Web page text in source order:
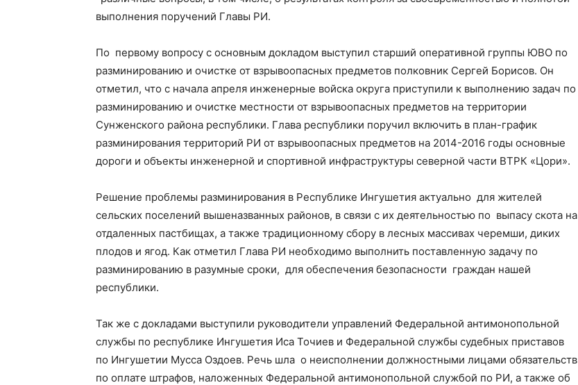
выполнения поручений Главы РИ.
По первому вопросу с основным докладом выступил старший оперативной группы ЮВО по
разминированию и очистке от взрывоопасных предметов полковник Сергей Борисов. Он
отметил, что с начала апреля инженерные войска округа приступили к выполнению задач по
разминированию и очистке местности от взрывоопасных предметов на территории
Сунженского района республики. Глава республики поручил включить в план-график
разминирования территорий РИ от взрывоопасных предметов на 2014-2016 годы основные
дороги и объекты инженерной и спортивной инфраструктуры северной части ВТРК «Цори».
Решение проблемы разминирования в Республике Ингушетия актуально для жителей
сельских поселений вышеназванных районов, в связи с их деятельностью по выпасу скота на
отдаленных пастбищах, а также традиционному сбору в лесных массивах черемши, диких
плодов и ягод. Как отметил Глава РИ необходимо выполнить поставленную задачу по
разминированию в разумные сроки, для обеспечения безопасности граждан нашей
республики.
Так же с докладами выступили руководители управлений Федеральной антимонопольной
службы по республике Ингушетия Иса Точиев и Федеральной службы судебных приставов
по Ингушетии Мусса Оздоев. Речь шла о неисполнении должностными лицами обязательств
по оплате штрафов, наложенных Федеральной антимонопольной службой по РИ, а также об